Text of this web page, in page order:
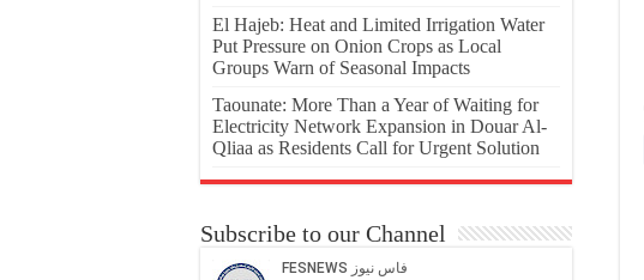
El Hajeb: Heat and Limited Irrigation Water
Put Pressure on Onion Crops as Local
Groups Warn of Seasonal Impacts
Taounate: More Than a Year of Waiting for
Electricity Network Expansion in Douar Al-
Qliaa as Residents Call for Urgent Solution
Subscribe to our Channel